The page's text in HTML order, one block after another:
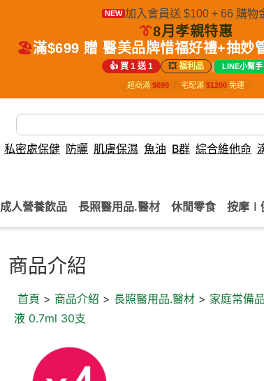
NEW 加入會員送 $100 + 66 購物
👔8月孝親特惠
🏖️滿$699 贈 醫美品牌惜福好禮+抽妙
👍 買 1 送 1 💥福利品 | LINE小幫手
超商滿 $699 宅配滿 $1200 免運
私密處保健 防曬 肌膚保濕 魚油 B群 綜合維他命
成人營養飲品 長照醫用品.醫材 休閒零食 按摩∣
商品介紹
首頁 > 商品介紹 > 長照醫用品.醫材 > 家庭常備
液 0.7ml 30支